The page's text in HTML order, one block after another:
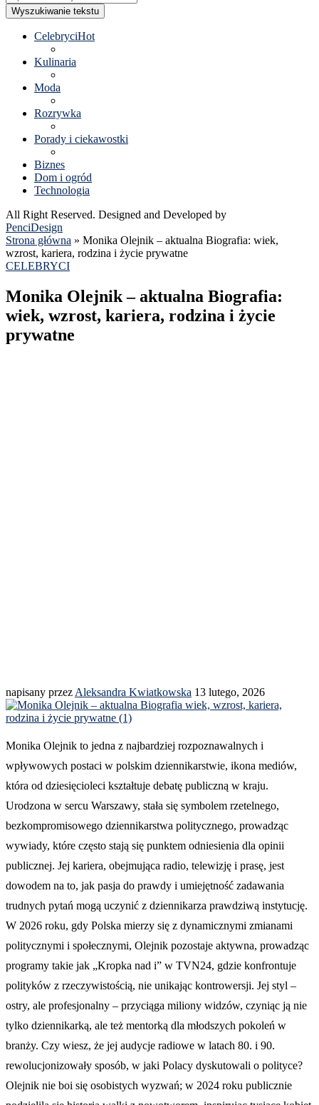
Wyszukiwanie tekstu
CelebryciHot
Kulinaria
Moda
Rozrywka
Porady i ciekawostki
Biznes
Dom i ogród
Technologia
All Right Reserved. Designed and Developed by
PenciDesign
Strona główna » Monika Olejnik – aktualna Biografia: wiek,
wzrost, kariera, rodzina i życie prywatne
CELEBRYCI
Monika Olejnik – aktualna Biografia:
wiek, wzrost, kariera, rodzina i życie
prywatne
napisany przez Aleksandra Kwiatkowska 13 lutego, 2026
Monika Olejnik to jedna z najbardziej rozpoznawalnych i
wpływowych postaci w polskim dziennikarstwie, ikona mediów,
która od dziesięcioleci kształtuje debatę publiczną w kraju.
Urodzona w sercu Warszawy, stała się symbolem rzetelnego,
bezkompromisowego dziennikarstwa politycznego, prowadząc
wywiady, które często stają się punktem odniesienia dla opinii
publicznej. Jej kariera, obejmująca radio, telewizję i prasę, jest
dowodem na to, jak pasja do prawdy i umiejętność zadawania
trudnych pytań mogą uczynić z dziennikarza prawdziwą instytucję.
W 2026 roku, gdy Polska mierzy się z dynamicznymi zmianami
politycznymi i społecznymi, Olejnik pozostaje aktywna, prowadząc
programy takie jak „Kropka nad i” w TVN24, gdzie konfrontuje
polityków z rzeczywistością, nie unikając kontrowersji. Jej styl –
ostry, ale profesjonalny – przyciąga miliony widzów, czyniąc ją nie
tylko dziennikarką, ale też mentorką dla młodszych pokoleń w
branży. Czy wiesz, że jej audycje radiowe w latach 80. i 90.
rewolucjonizowały sposób, w jaki Polacy dyskutowali o polityce?
Olejnik nie boi się osobistych wyzwań; w 2024 roku publicznie